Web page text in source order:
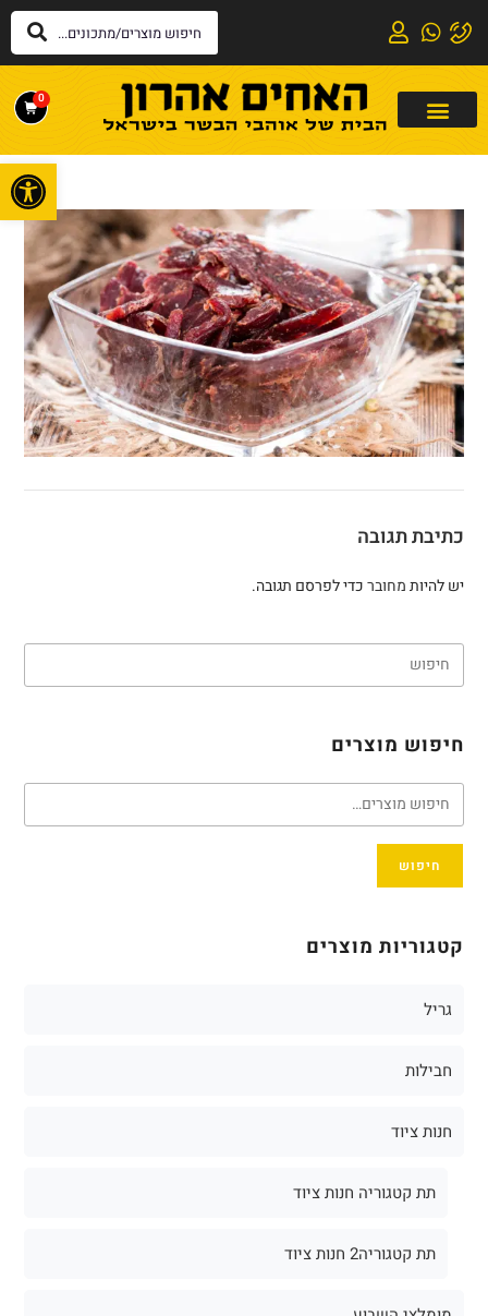
0
כתיבת תגובה
יש להיותמחוברכדי לפרסם תגובה.
חיפוש מוצרים
חיפוש
קטגוריות מוצרים
גריל
חבילות
חנות ציוד
תת קטגוריה חנות ציוד
תת קטגוריה2 חנות ציוד